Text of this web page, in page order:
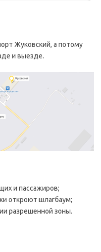
Жуковский, а потому
и выезде.
и пассажиров;
откроют шлагбаум;
разрешенной зоны.